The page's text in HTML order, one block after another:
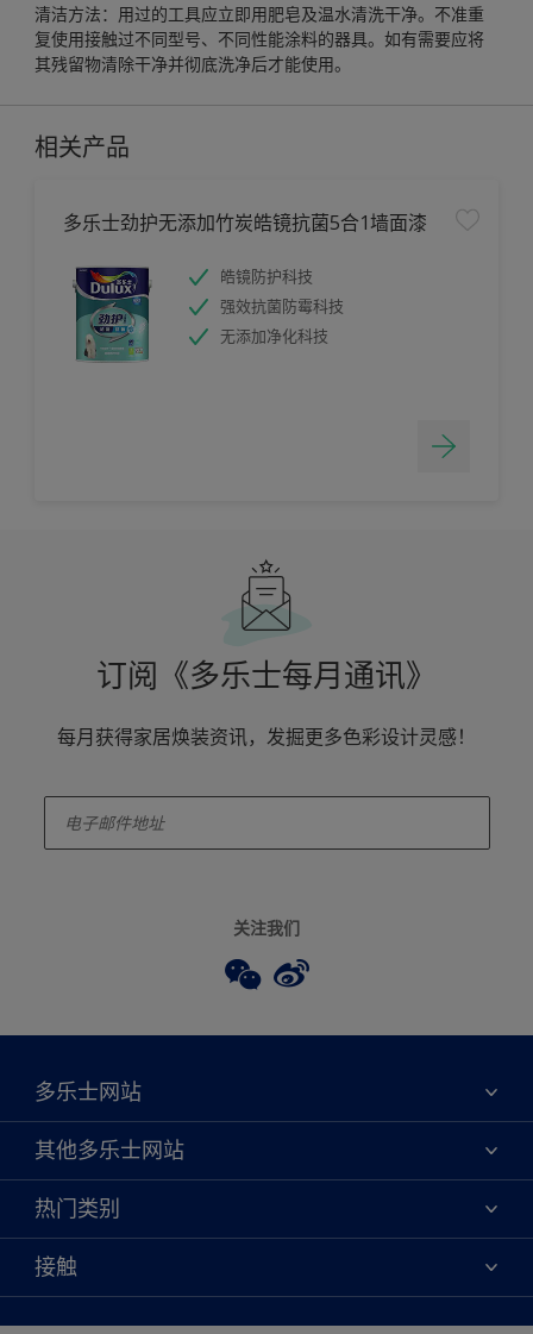
清洁方法：用过的工具应立即用肥皂及温水清洗干净。不准重
复使用接触过不同型号、不同性能涂料的器具。如有需要应将
其残留物清除干净并彻底洗净后才能使用。
相关产品
多乐士劲护无添加竹炭皓镜抗菌5合1墙面漆
皓镜防护科技
强效抗菌防霉科技
无添加净化科技
订阅《多乐士每月通讯》
每月获得家居焕装资讯，发掘更多色彩设计灵感！
关注我们
多乐士网站
关于我们
联系我们
查找店铺
绿色工厂
其他多乐士网站
焕新服务
多乐士专业
天猫官方旗舰店
热门类别
颜色
产品
创意灵感
接触